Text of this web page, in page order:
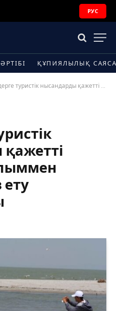
РУС
ҚҰПИЯЛЫЛЫҚ
нысандарды қажетті инфрақұрылыммен қамтамасыз ету тапсырылды